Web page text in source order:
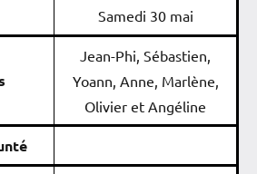
Samedi 30 mai
Jean-Phi, Sébastien,
Yoann, Anne, Marlène,
Olivier et Angéline